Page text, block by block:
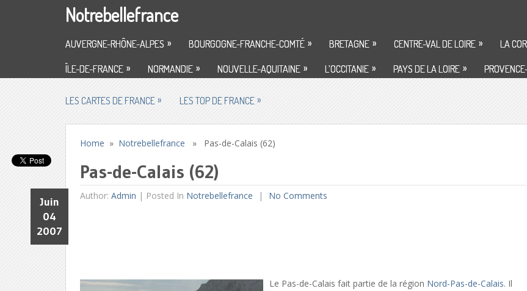
Notrebellefrance
AUVERGNE-RHÔNE-ALPES » BOURGOGNE-FRANCHE-COMTÉ » BRETAGNE » CENTRE-VAL DE LOIRE » LA
ÎLE-DE-FRANCE » NORMANDIE » NOUVELLE-AQUITAINE » L’OCCITANIE » PAYS DE LA LOIRE »
LES CARTES DE FRANCE » LES TOP DE FRANCE »
Home » Notrebellefrance » Pas-de-Calais (62)
Pas-de-Calais (62)
Author:Admin |
Juin
04
2007
Posted In Notrebellefrance No Comments
Le Pas-de-Calais fait partie de la région Nord-Pas-de-Calais. Il